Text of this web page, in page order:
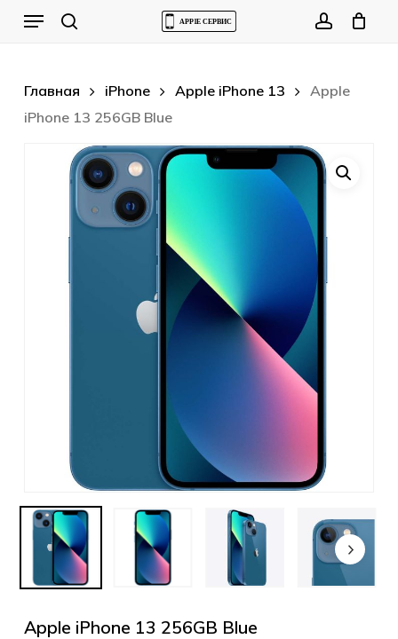
Menu
Главная iPhone Apple iPhone 13
Apple
iPhone 13 256GB Blue
Apple iPhone 13 256GB Blue